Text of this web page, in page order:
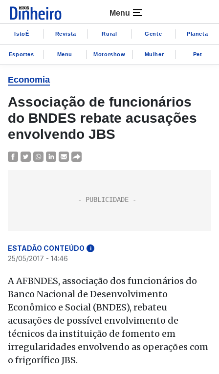
Menu
IstoÉ Revista Rural Gente Planeta
Esportes Menu Motorshow Mulher Pet
Economia
Associação de funcionários
do BNDES rebate acusações
envolvendo JBS
ESTADÃO CONTEÚDO i
25/05/2017 - 14:46
A AFBNDES, associação dos funcionários do
Banco Nacional de Desenvolvimento
Econômico e Social (BNDES), rebateu
acusações de possível envolvimento de
técnicos da instituição de fomento em
irregularidades envolvendo as operações com
o frigorífico JBS.